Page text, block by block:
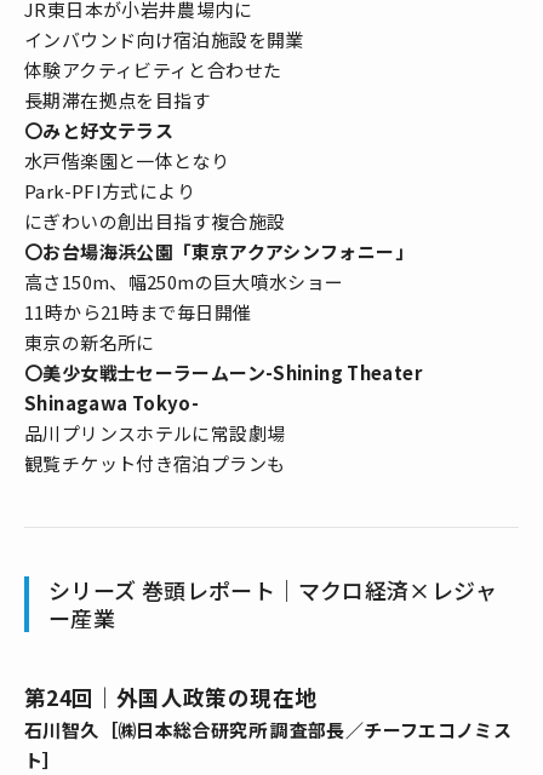
JR東日本が小岩井農場内に
インバウンド向け宿泊施設を開業
体験アクティビティと合わせた
長期滞在拠点を目指す
〇みと好文テラス
水戸偕楽園と一体となり
Park-PFI方式により
にぎわいの創出目指す複合施設
〇お台場海浜公園「東京アクアシンフォニー」
高さ150m、幅250mの巨大噴水ショー
11時から21時まで毎日開催
東京の新名所に
〇美少女戦士セーラームーン-Shining Theater
Shinagawa Tokyo-
品川プリンスホテルに常設劇場
観覧チケット付き宿泊プランも
シリーズ 巻頭レポート｜マクロ経済×レジャ
ー産業
第24回｜外国人政策の現在地
石川智久［㈱日本総合研究所 調査部長／チーフエコノミス
ト］